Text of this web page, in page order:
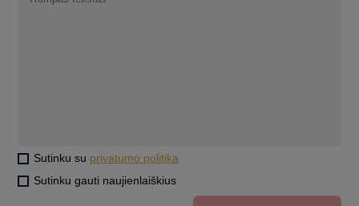
Sutinku su privatumo politika
Sutinku gauti naujienlaiškius